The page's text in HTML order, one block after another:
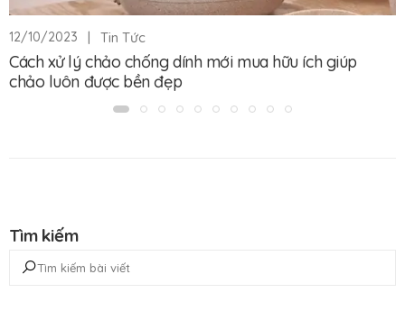
12/10/2023 | Tin Tức
Cách xử lý chảo chống dính mới mua hữu ích giúp
chảo luôn được bền đẹp
Tìm kiếm